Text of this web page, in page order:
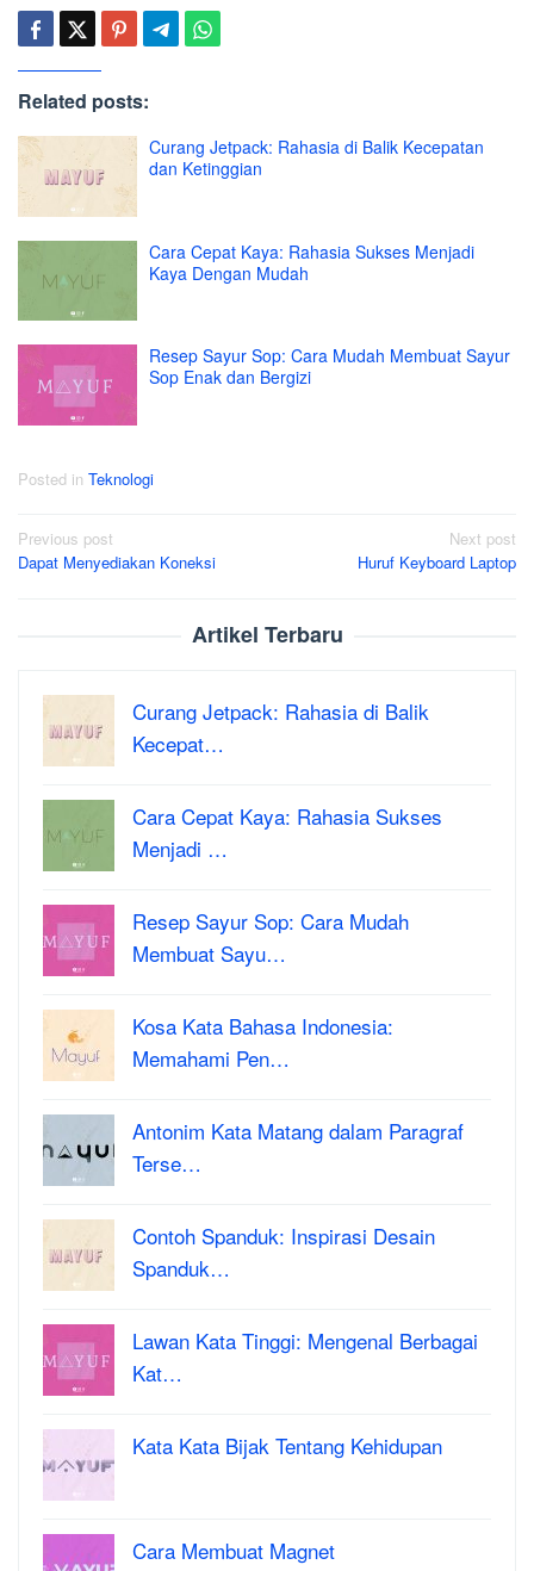
Related posts:
Curang Jetpack: Rahasia di Balik Kecepatan
dan Ketinggian
Cara Cepat Kaya: Rahasia Sukses Menjadi
Kaya Dengan Mudah
Resep Sayur Sop: Cara Mudah Membuat Sayur
Sop Enak dan Bergizi
Posted in Teknologi
Post
navigation
Previous post
Dapat Menyediakan Koneksi
Next post
Huruf Keyboard Laptop
Artikel Terbaru
Curang Jetpack: Rahasia di Balik
Kecepat…
Cara Cepat Kaya: Rahasia Sukses
Menjadi …
Resep Sayur Sop: Cara Mudah
Membuat Sayu…
Kosa Kata Bahasa Indonesia:
Memahami Pen…
Antonim Kata Matang dalam Paragraf
Terse…
Contoh Spanduk: Inspirasi Desain
Spanduk…
Lawan Kata Tinggi: Mengenal Berbagai
Kat…
Kata Kata Bijak Tentang Kehidupan
Cara Membuat Magnet